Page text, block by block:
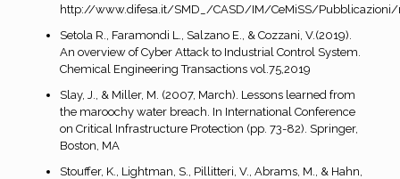
http://www.difesa.it/SMD_/CASD/IM/CeMiSS/
Setola R., Faramondi L., Salzano E., & Cozzani, V.(2019).
An overview of Cyber Attack to Industrial Control System.
Chemical Engineering Transactions vol.75,2019
Slay, J., & Miller, M. (2007, March). Lessons learned from
the maroochy water breach. In International Conference
on Critical Infrastructure Protection (pp. 73-82). Springer,
Boston, MA
Stouffer, K., Lightman, S., Pillitteri, V., Abrams, M., & Hahn,